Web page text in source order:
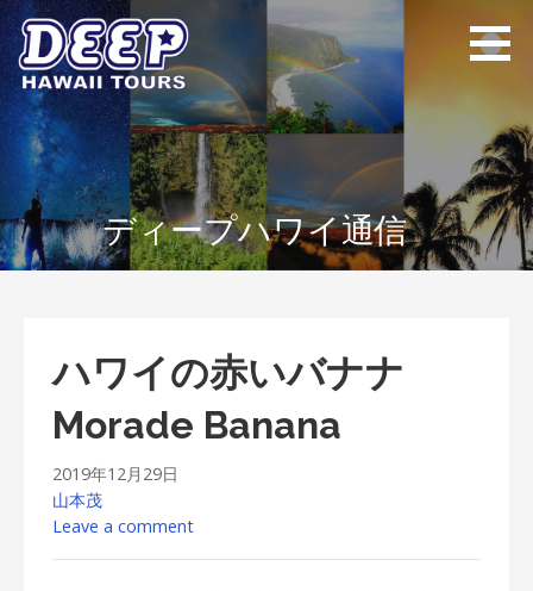
Skip
to
content
ディープ ハワイ
ツアーズ
ハワイ島のプライベー
トツアー
ディープハワイ通信
ハワイの赤いバナナ
Morade Banana
2019年12月29日
山本茂
Leave a comment